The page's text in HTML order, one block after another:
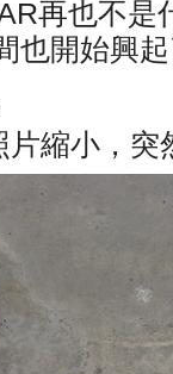
再也不是
也開始興
縮小，突